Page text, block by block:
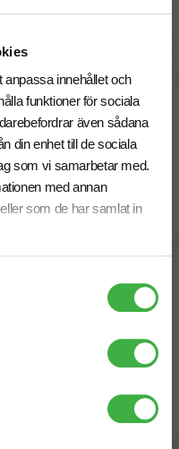
anpassa innehållet och
funktioner för sociala
även sådana
din enhet till de sociala
som vi samarbetar med.
med annan
som de har samlat in
Kontakta oss.